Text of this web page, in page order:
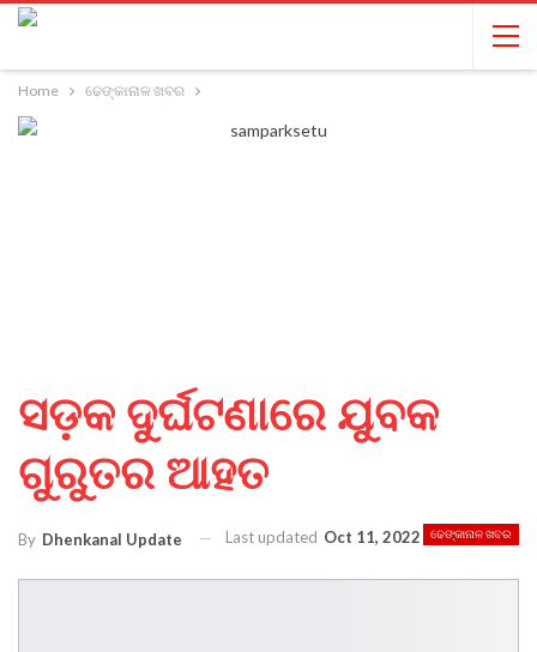
Home ଢେଙ୍କାନାଳ ଖବର
ସଡ଼କ ଦୁର୍ଘଟଣାରେ ଯୁବକ
ଗୁରୁତର ଆହତ
ଢେଙ୍କାନାଳ ଖବର
By Dhenkanal Update Last updated Oct 11, 2022